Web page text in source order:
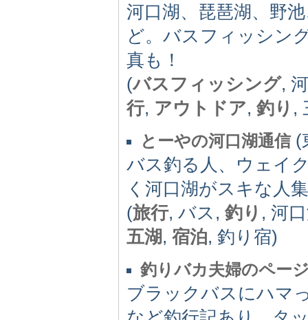
河口湖、琵琶湖、野
ど。バスフィッシン
真も！
(バスフィッシング,
行, アウトドア, 釣り ,
とーやの河口湖通信(
バス釣る人、ウェイ
く河口湖がスキな人
(旅行, バス, 釣り , 河
五湖, 宿泊, 釣り宿)
釣りバカ夫婦のペー
ブラックバスにハマ